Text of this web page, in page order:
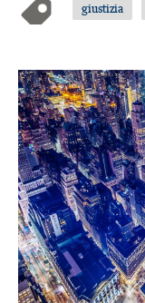
giustizia